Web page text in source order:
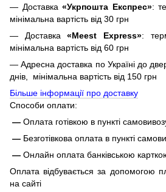
— Доставка«Укрпошта Експрес»:
мінімальна вартість від 30 грн
— Доставка«Meest Express»:
мінімальна вартість від 60 грн
— Адресна доставка по Україні до
днів, мінімальна вартість від 150 грн
Більше інформації про доставку
Способи оплати:
— Оплата готівкою в пункті
— Безготівкова оплата в пункті
— Онлайн оплата банківською
Оплата відбувається за допомогою
на сайті